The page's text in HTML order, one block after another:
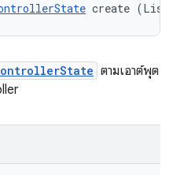
create
ตามเอาต์พุต